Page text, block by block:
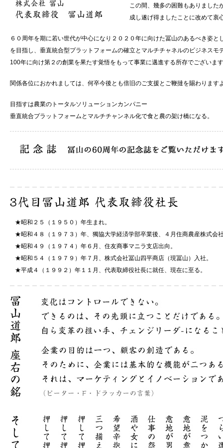
この間、幾多の困難もありました
成し遂げ得ましたことに改めて衷
６０周年を期に若い世代が中心になり２０２０年に向けた冨山のあるべき姿
を目指し、垂直統合型プラットフォームの確立とマルチチャネルのビジネス
100年に向け第２の創業を果たす覚悟をもって事業に邁進する所存でございま
関係各位におかれましては、何卒今後とも倍旧のご支援とご鞭撻を賜わりま
目指すは農業のトータルソリューションカンパニー
垂直統合プラットフォームとマルチチャンネル化で食と農の架け橋になる。
昭和２５（１９５０）年生まれ。
昭和４８（１９７３）年、獨協大学経済学部卒業後、４月住商農産株式会
昭和４９（１９７４）年６月、住友商事マニラ支店出向。
昭和５４（１９７９）年７月、株式会社冨山四平商店（現冨山）入社。
平成４（１９９２）年１１月、代表取締役社長に就任、現在に至る。